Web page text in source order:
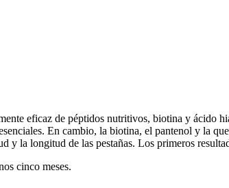
eficaz de péptidos nutritivos, biotina y ácido
En cambio, la biotina, el pantenol y la
la longitud de las pestañas. Los primeros
cinco meses.